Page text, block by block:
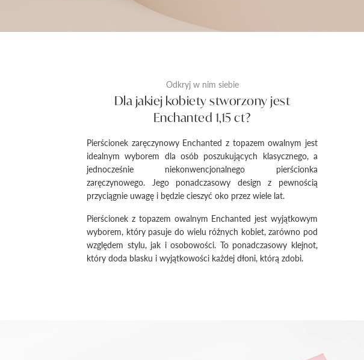
Odkryj w nim siebie
Dla jakiej kobiety stworzony jest
Enchanted 1,15 ct?
Pierścionek zaręczynowy Enchanted z topazem owalnym jest
idealnym wyborem dla osób poszukujących klasycznego, a
jednocześnie niekonwencjonalnego pierścionka
zaręczynowego. Jego ponadczasowy design z pewnością
przyciągnie uwagę i będzie cieszyć oko przez wiele lat.
Pierścionek z topazem owalnym Enchanted jest wyjątkowym
wyborem, który pasuje do wielu różnych kobiet, zarówno pod
względem stylu, jak i osobowości. To ponadczasowy klejnot,
który doda blasku i wyjątkowości każdej dłoni, którą zdobi.